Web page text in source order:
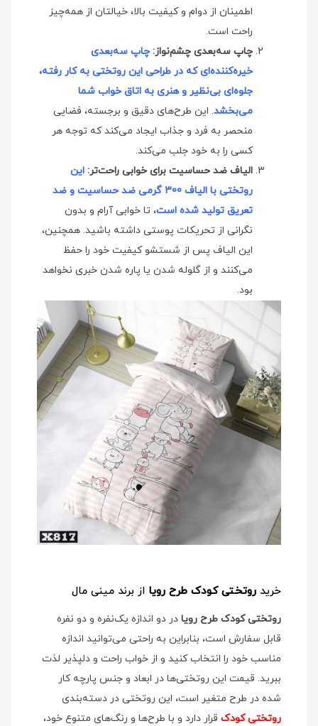
اطمینان از دوام و کیفیت بالا، خیالتان از همه‌چیز
راحت است.
چاپ سه‌بعدی چشم‌نواز: چاپ سه‌بعدی
خیره‌کننده‌ای که در طراحی این روتختی به کار رفته،
جلوه‌ای بی‌نظیر و هنری به اتاق خواب شما
می‌بخشد. این طرح‌های دقیق و برجسته، فضایی
منحصر به فرد و جذاب ایجاد می‌کند که توجه هر
کسی را به خود جلب می‌کند.
الیاف ضد حساسیت برای خوابی راحت‌تر: این
روتختی با الیاف 300 گرمی ضد حساسیت و ضد
تعریق تولید شده است، تا خوابی آرام و بدون
نگرانی از تحریکات پوستی داشته باشید. همچنین،
این الیاف پس از شستشو کیفیت خود را حفظ
می‌کنند و از گلوله شدن یا پاره شدن خبری نخواهد
بود.
خرید روتختی کودک طرح رویا از برند مینی مال
روتختی کودک طرح رویا در دو اندازه یک‌نفره و دو نفره
قابل سفارش است، بنابراین به راحتی می‌توانید اندازه
مناسب خود را انتخاب کنید و از خواب راحت و دلپذیر لذت
ببرید. قیمت این روتختی‌ها در ابعاد و جنس پارچه کار
شده در طرح متغیر است، این روتختی در دسته‌بندی
روتختی کودک قرار دارد و با طرح‌ها و رنگ‌های متنوع خود،